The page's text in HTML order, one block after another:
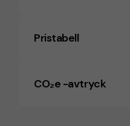
Pristabell
CO₂e -avtryck